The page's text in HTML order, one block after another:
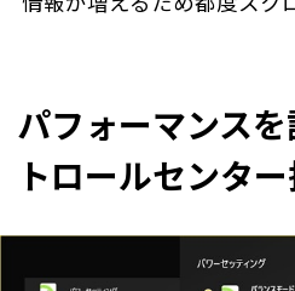
パフォーマンス
トロールセンタ